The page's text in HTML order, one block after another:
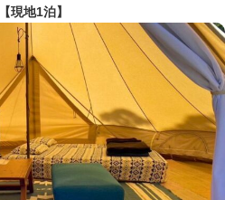
現地1泊】